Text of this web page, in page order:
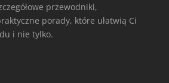
przewodniki,
porady, które ułatwią Ci
i nie tylko.